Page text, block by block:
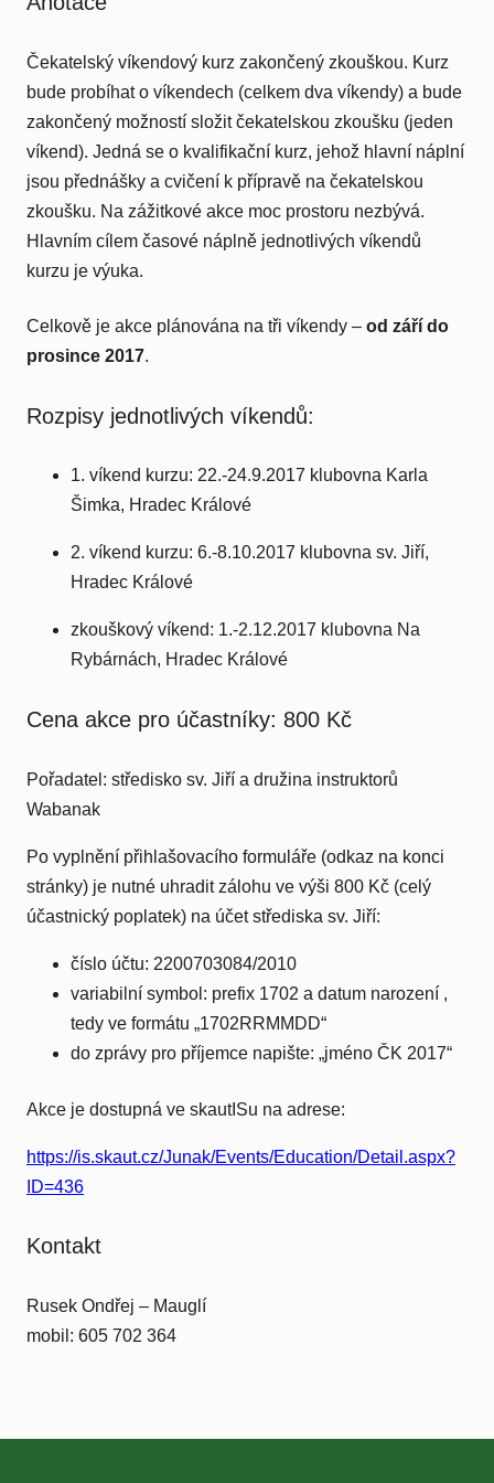
Čekatelský víkendový kurz zakončený zkouškou. Kurz
bude probíhat o víkendech (celkem dva víkendy) a bude
zakončený možností složit čekatelskou zkoušku (jeden
víkend). Jedná se o kvalifikační kurz, jehož hlavní náplní
jsou přednášky a cvičení k přípravě na čekatelskou
zkoušku. Na zážitkové akce moc prostoru nezbývá.
Hlavním cílem časové náplně jednotlivých víkendů
kurzu je výuka.
Celkově je akce plánována na tři víkendy – od září do
prosince 2017.
Rozpisy jednotlivých víkendů:
1. víkend kurzu: 22.-24.9.2017 klubovna Karla
Šimka, Hradec Králové
2. víkend kurzu: 6.-8.10.2017 klubovna sv. Jiří,
Hradec Králové
zkouškový víkend: 1.-2.12.2017 klubovna Na
Rybárnách, Hradec Králové
Cena akce pro účastníky: 800 Kč
Pořadatel: středisko sv. Jiří a družina instruktorů
Wabanak
Po vyplnění přihlašovacího formuláře (odkaz na konci
stránky) je nutné uhradit zálohu ve výši 800 Kč (celý
účastnický poplatek) na účet střediska sv. Jiří:
číslo účtu: 2200703084/2010
variabilní symbol: prefix 1702 a datum narození ,
tedy ve formátu „1702RRMMDD“
do zprávy pro příjemce napište: „jméno ČK 2017“
Akce je dostupná ve skautISu na adrese:
https://is.skaut.cz/Junak/Events/Education/Detail.aspx?
ID=436
Kontakt
Rusek Ondřej – Mauglí
mobil: 605 702 364